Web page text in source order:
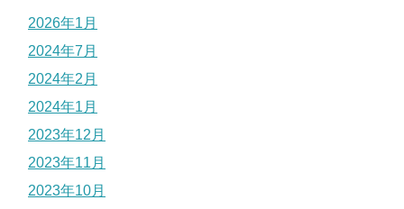
2026年1月
2024年7月
2024年2月
2024年1月
2023年12月
2023年11月
2023年10月